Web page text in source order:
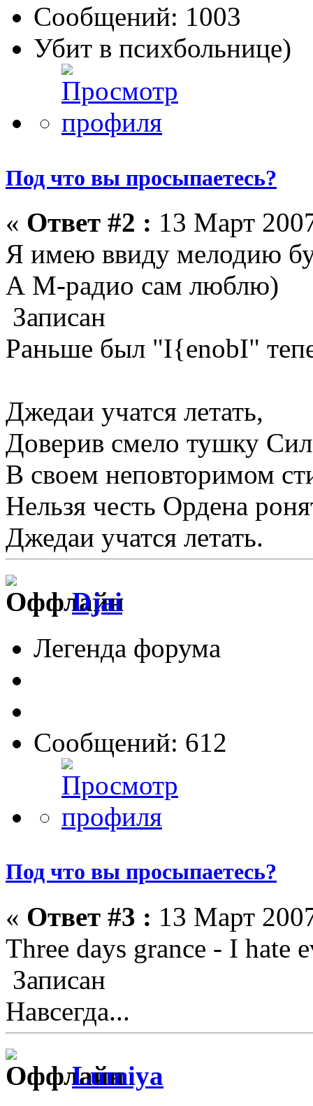
Сообщений: 1003
Убит в психбольнице)
Под что вы просыпаетесь?
« Ответ #2 : 13 Март
Я имею ввиду мелодию
А М-радио сам люблю)
Записан
Раньше был "I{enobI"
Джедаи учатся летать,
Доверив смело тушку
В своем неповторимом
Нельзя честь Ордена
Джедаи учатся летать.
Djai
Легенда форума
Сообщений: 612
Под что вы просыпаетесь?
« Ответ #3 : 13 Март
Three days grance - I hate
Записан
Навсегда...
Lumiya